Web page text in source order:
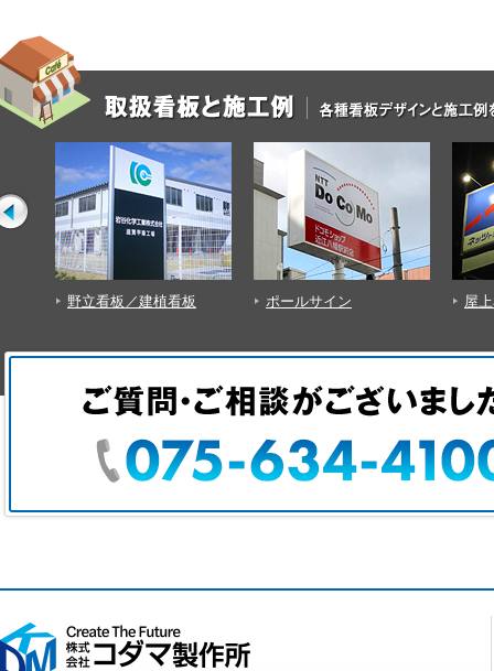
ポールサイン 屋上看板 突